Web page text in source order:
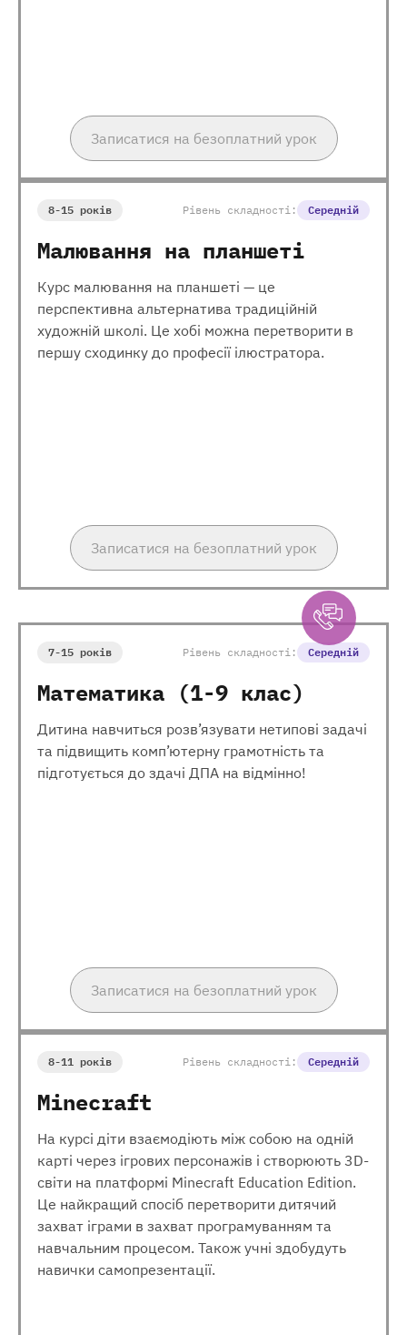
Записатися на безоплатний урок
8-15 років Рівень складності: Середній
Малювання на планшеті
Курс малювання на планшеті — це
перспективна альтернатива традиційній
художній школі. Це хобі можна перетворити в
першу сходинку до професії ілюстратора.
Записатися на безоплатний урок
7-15 років Рівень складності: Середній
Математика (1-9 клас)
Дитина навчиться розв’язувати нетипові задачі
та підвищить комп’ютерну грамотність та
підготується до здачі ДПА на відмінно!
Записатися на безоплатний урок
8-11 років Рівень складності: Середній
Minecraft
На курсі діти взаємодіють між собою на одній
карті через ігрових персонажів і створюють 3D-
світи на платформі Minecraft Education Edition.
Це найкращий спосіб перетворити дитячий
захват іграми в захват програмуванням та
навчальним процесом. Також учні здобудуть
навички самопрезентації.